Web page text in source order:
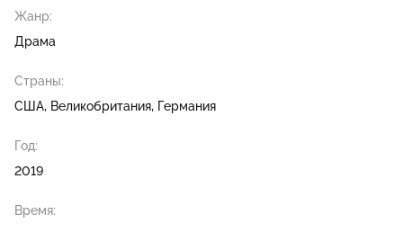
Жанр:
Драма
Страны:
США, Великобритания, Германия
Год:
2019
Время: